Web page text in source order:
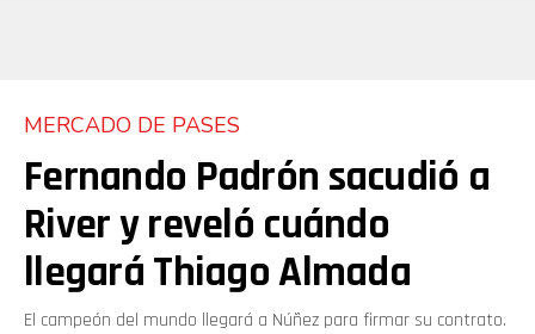
MERCADO DE PASES
Fernando Padrón sacudió a
River y reveló cuándo
llegará Thiago Almada
El campeón del mundo llegará a Núñez para firmar su contrato.